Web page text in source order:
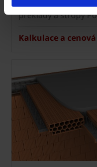
překlady a stropy
Kalkulace a